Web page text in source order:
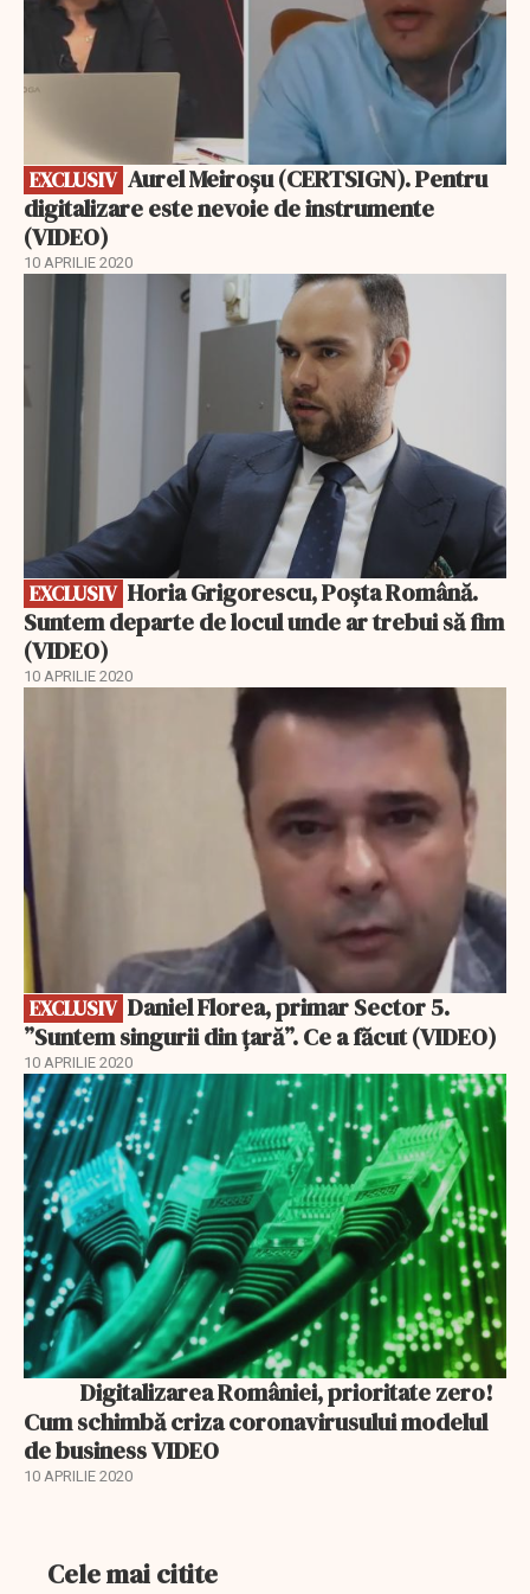
EXCLUSIV
digitalizare este nevoie de instrumente
(VIDEO)
10 APRILIE 2020
EXCLUSIV
Suntem departe de locul unde ar trebui să fim
(VIDEO)
10 APRILIE 2020
EXCLUSIV
”Suntem singurii din țară”. Ce a făcut (VIDEO)
10 APRILIE 2020
LIVE
Cum schimbă criza coronavirusului modelul
de business VIDEO
10 APRILIE 2020
Cele mai citite